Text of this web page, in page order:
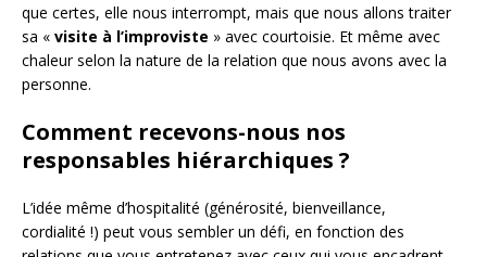
que certes, elle nous interrompt, mais que nous allons traiter
sa « visite à l’improviste » avec courtoisie. Et même avec
chaleur selon la nature de la relation que nous avons avec la
personne.
Comment recevons-nous nos
responsables hiérarchiques ?
L’idée même d’hospitalité (générosité, bienveillance,
cordialité !) peut vous sembler un défi, en fonction des